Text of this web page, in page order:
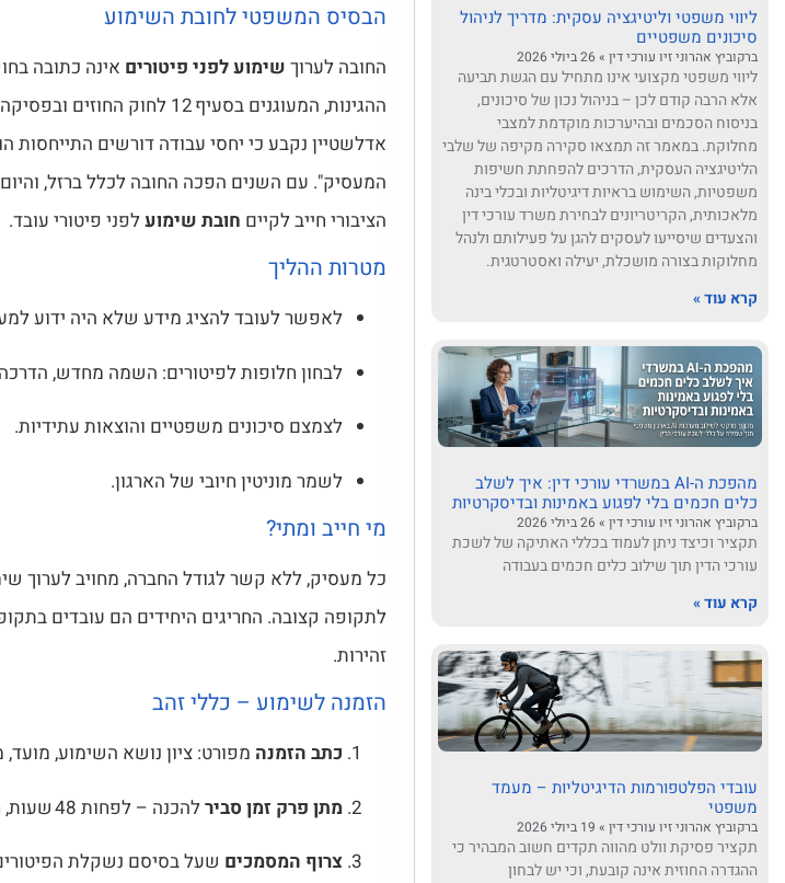
ליווי משפטי וליטיגציה עסקית: מדריך לניהול
סיכונים משפטיים
ברקוביץ אהרוני זיו עורכי דין
ליווי משפטי מקצועי אינו מתחיל עם הגשת תביעה
אלא הרבה קודם לכן – בניהול נכון של סיכונים,
בניסוח הסכמים ובהיערכות מוקדמת למצבי
מחלוקת. במאמר זה תמצאו סקירה מקיפה של שלבי
הליטיגציה העסקית, הדרכים להפחתת חשיפות
משפטיות, השימוש בראיות דיגיטליות ובכלי בינה
מלאכותית, הקריטריונים לבחירת משרד עורכי דין
והצעדים שיסייעו לעסקים להגן על פעילותם ולנהל
מחלוקות בצורה מושכלת, יעילה ואסטרטגית.
קרא עוד »
מהפכת ה-AI במשרדי עורכי דין: איך לשלב
כלים חכמים בלי לפגוע באמינות ובדיסקרטיות
ברקוביץ אהרוני זיו עורכי דין
תקציר וכיצד ניתן לעמוד בכללי האתיקה של לשכת
עורכי הדין תוך שילוב כלים חכמים בעבודה
קרא עוד »
עובדי הפלטפורמות הדיגיטליות – מעמד
משפטי
ברקוביץ אהרוני זיו עורכי דין
תקציר פסיקת וולט מהווה תקדים חשוב המבהיר כי
ההגדרה החוזית אינה קובעת, וכי יש לבחון
הבסיס המשפטי לחובת השימוע
החובה לערוך שימוע לפני פיטורים אינה כתובה
ההגינות, המעוגנים בסעיף
אדלשטיין נקבע כי יחסי עבודה דורשים התייחסות
המעסיק". עם השנים הפכה החובה לכלל ברזל,
הציבורי חייב לקיים חובת שימוע לפני פיטורי עובד.
מטרות ההליך
לאפשר לעובד להציג מידע שלא היה ידוע
לבחון חלופות לפיטורים: השמה מחדש,
לצמצם סיכונים משפטיים והוצאות עתידיות.
לשמר מוניטין חיובי של הארגון.
מי חייב ומתי?
כל מעסיק, ללא קשר לגודל החברה, מחויב לערוך
לתקופה קצובה. החריגים היחידים הם עובדים
זהירות.
הזמנה לשימוע – כללי זהב
כתב הזמנה מפורט: ציון נושא השימוע, מועד,
מתן פרק זמן סביר להכנה – לפחות 48 שעות, רצוי יותר.
צרוף המסמכים שעל בסיסם נשקלת